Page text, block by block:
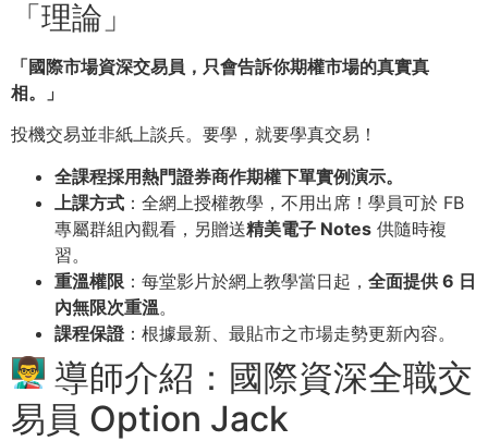
「理論」
「國際市場資深交易員，只會告訴你期權市場的真實真
相。」
投機交易並非紙上談兵。要學，就要學真交易！
全課程採用熱門證券商作期權下單實例演示。
上課方式 ：全網上授權教學，不用出席！學員可於 FB
專屬群組內觀看，另贈送精美電子 Notes 供隨時複
習。
重溫權限 ：每堂影片於網上教學當日起， 全面提供 6 日
內無限次重溫。
課程保證：根據最新、最貼市之市場走勢更新內容。
導師介紹：國際資深全職交
易員 Option Jack